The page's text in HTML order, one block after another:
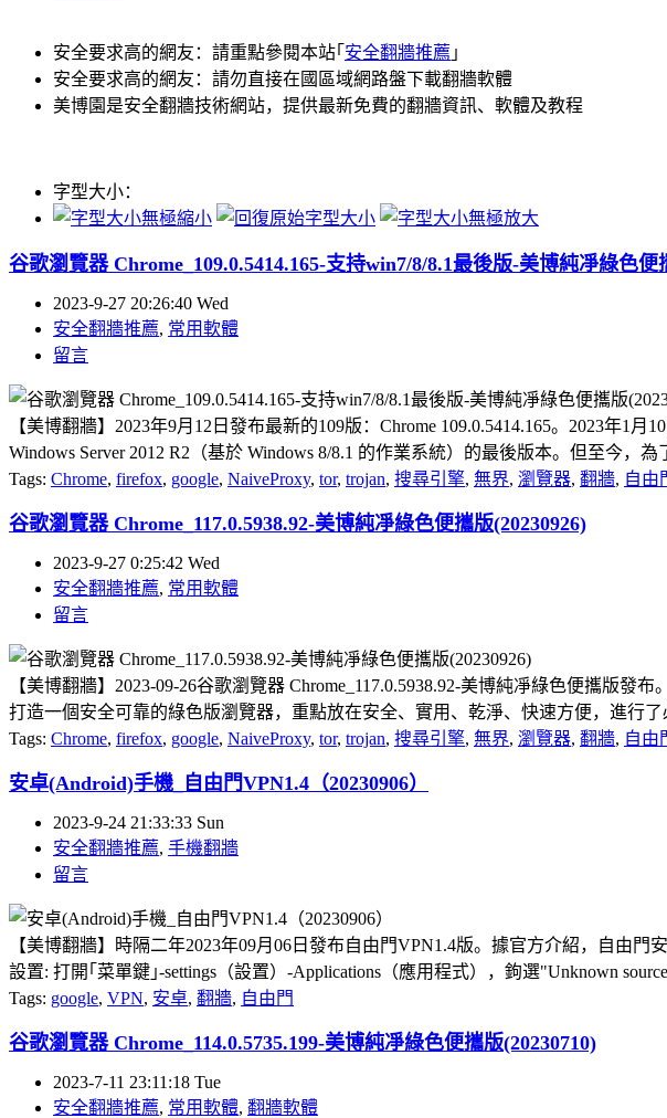
安全要求高的網友：請重點參閱本站｢ 安全翻牆推薦 ｣
安全要求高的網友：請勿直接在國區域網路盤下載翻牆軟體
美博園是安全翻牆技術網站，提供最新免費的翻牆資訊、軟體及教程
字型大小：
谷歌瀏覽器 Chrome_109.0.5414.165-支持win7/8/8.1最後版-美博純凈綠色便
2023-9-27 20:26:40 Wed
安全翻牆推薦, 常用軟體
留言
【美博翻牆】2023年9月12日發布最新的109版：Chrome 109.0.5414.165。2023年1
Windows Server 2012 R2（基於 Windows 8/8.1 的作業系統）的最後版本。但至今，
Tags: Chrome, firefox, google, NaiveProxy, tor, trojan, 搜尋引擎, 無界, 瀏覽器, 翻牆, 自由
谷歌瀏覽器 Chrome_117.0.5938.92-美博純凈綠色便攜版(20230926)
2023-9-27 0:25:42 Wed
安全翻牆推薦, 常用軟體
留言
【美博翻牆】2023-09-26谷歌瀏覽器 Chrome_117.0.5938.92-美博純凈綠色便攜版
打造一個安全可靠的綠色版瀏覽器，重點放在安全、實用、乾淨、快速方便，進行
Tags: Chrome, firefox, google, NaiveProxy, tor, trojan, 搜尋引擎, 無界, 瀏覽器, 翻牆, 自由
安卓(Android)手機_自由門VPN1.4（20230906）
2023-9-24 21:33:33 Sun
安全翻牆推薦, 手機翻牆
留言
【美博翻牆】時隔二年2023年09月06日發布自由門VPN1.4版。據官方介紹，自由
設置: 打開｢菜單鍵｣-settings（設置）-Applications（應用程式），鉤選"Unknown
Tags: google, VPN, 安卓, 翻牆, 自由門
谷歌瀏覽器 Chrome_114.0.5735.199-美博純凈綠色便攜版(20230710)
2023-7-11 23:11:18 Tue
安全翻牆推薦, 常用軟體, 翻牆軟體